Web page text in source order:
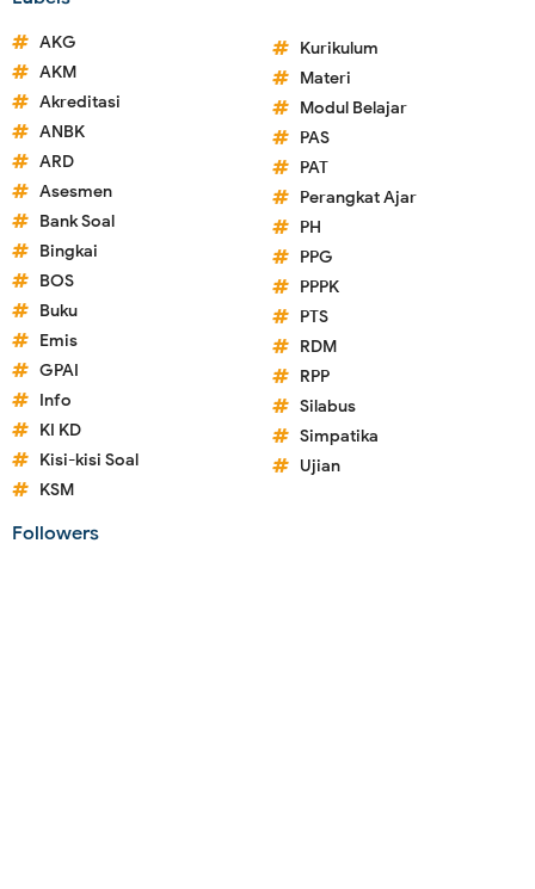
AKG
AKM
Akreditasi
ANBK
ARD
Asesmen
Bank Soal
Bingkai
BOS
Buku
Emis
GPAI
Info
KI KD
Kisi-kisi Soal
KSM
Kurikulum
Materi
Modul Belajar
PAS
PAT
Perangkat Ajar
PH
PPG
PPPK
PTS
RDM
RPP
Silabus
Simpatika
Ujian
Followers